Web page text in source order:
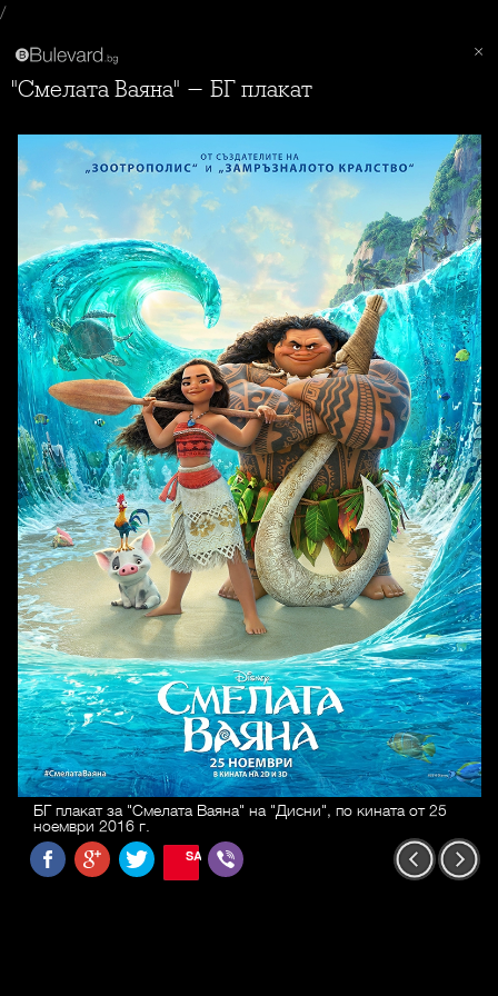
/
"Смелата Ваяна" - БГ плакат
БГ плакат за "Смелата Ваяна" на "Дисни", по кината от 25
ноември 2016 г.
SAVE